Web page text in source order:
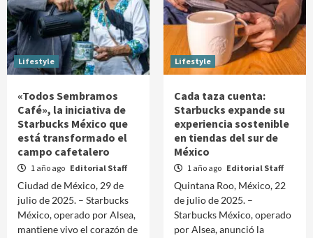
Lifestyle
«Todos Sembramos
Café», la iniciativa de
Starbucks México que
está transformado el
campo cafetalero
1 año ago Editorial Staff
Ciudad de México, 29 de
julio de 2025. – Starbucks
México, operado por Alsea,
mantiene vivo el corazón de
Lifestyle
Cada taza cuenta:
Starbucks expande su
experiencia sostenible
en tiendas del sur de
México
1 año ago Editorial Staff
Quintana Roo, México, 22
de julio de 2025. –
Starbucks México, operado
por Alsea, anunció la